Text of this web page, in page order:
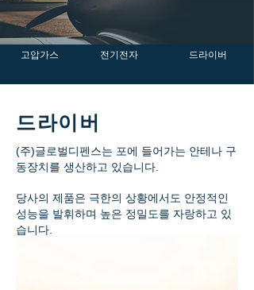
고압가스 전기전자 드라이버
드라이버
(주)글로벌디펜스는 포에 들어가는 안테나 구
동장치를 생산하고 있습니다.
당사의 제품은 극한의 상황에서도 안정적인
성능을 발휘하며 높은 정밀도를 자랑하고 있
습니다.